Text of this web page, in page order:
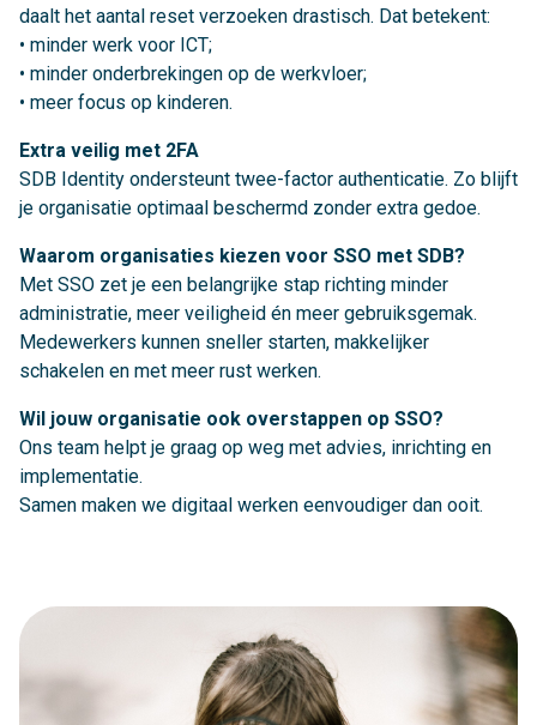
daalt het aantal reset verzoeken drastisch. Dat betekent:
• minder werk voor ICT;
• minder onderbrekingen op de werkvloer;
• meer focus op kinderen.
Extra veilig met 2FA
SDB Identity ondersteunt twee-factor authenticatie. Zo blijft
je organisatie optimaal beschermd zonder extra gedoe.
Waarom organisaties kiezen voor SSO met SDB?
Met SSO zet je een belangrijke stap richting minder
administratie, meer veiligheid én meer gebruiksgemak.
Medewerkers kunnen sneller starten, makkelijker
schakelen en met meer rust werken.
Wil jouw organisatie ook overstappen op SSO?
Ons team helpt je graag op weg met advies, inrichting en
implementatie.
Samen maken we digitaal werken eenvoudiger dan ooit.